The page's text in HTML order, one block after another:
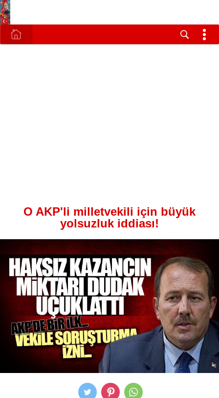
O AKP'li milletvekili için büyük
yolsuzluk iddiası!